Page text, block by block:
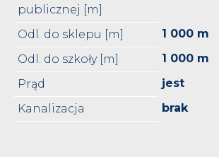
publicznej [m]
Odl. do sklepu [m]
1 000 m
Odl. do szkoły [m]
1 000 m
Prąd
jest
Kanalizacja
brak